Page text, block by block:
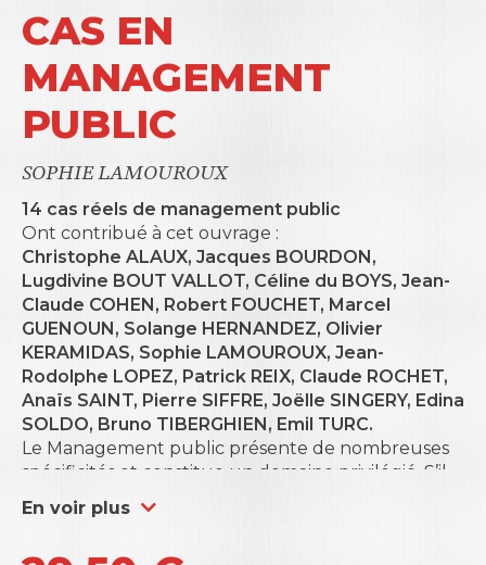
CAS EN
MANAGEMENT
PUBLIC
SOPHIE LAMOUROUX
14 cas réels de management public
Ont contribué à cet ouvrage :
Christophe ALAUX, Jacques BOURDON,
Lugdivine BOUT VALLOT, Céline du BOYS, Jean-
Claude COHEN, Robert FOUCHET, Marcel
GUENOUN, Solange HERNANDEZ, Olivier
KERAMIDAS, Sophie LAMOUROUX, Jean-
Rodolphe LOPEZ, Patrick REIX, Claude ROCHET,
Anaïs SAINT, Pierre SIFFRE, Joëlle SINGERY, Edina
SOLDO, Bruno TIBERGHIEN, Emil TURC.
Le Management public présente de nombreuses
spécificités et constitue un domaine privilégié. S’il
relève principalement du domaine des sciences de
gestion, il s’enrichit toujours de l’apport des
En voir plus